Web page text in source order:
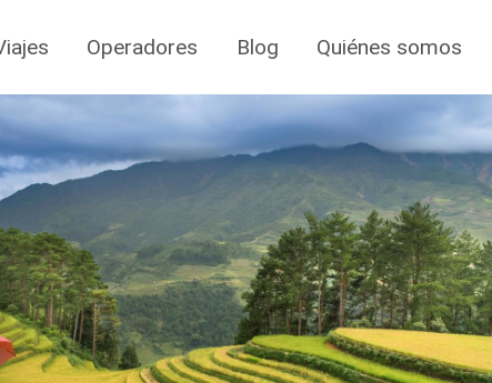
Operadores Blog Quiénes somos